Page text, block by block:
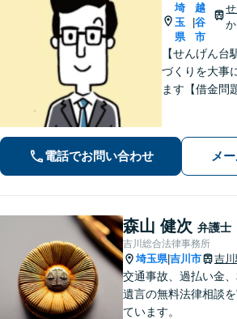
埼
玉
県
|
越
谷
市
【せんげん
づくりを大事
ます【借金問
勤務経験を
立った的確な
無料】
電話でお問い合わせ メ
森山 健次 弁護士
吉川総合法律事務所
埼玉県|吉川市 吉川
交通事故、過払い金、
遺言の無料法律相談
ています。